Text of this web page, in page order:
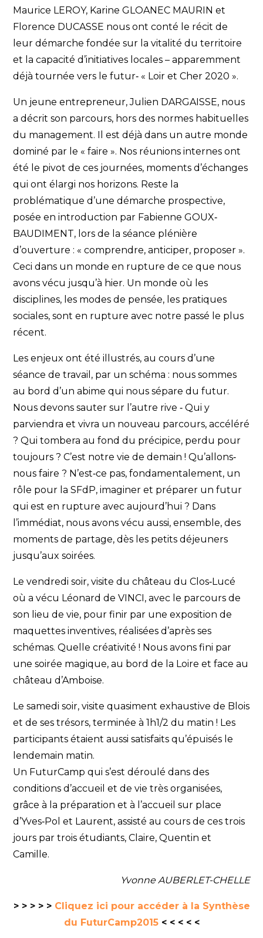
Maurice LEROY, Karine GLOANEC MAURIN et
Florence DUCASSE nous ont conté le récit de
leur démarche fondée sur la vitalité du territoire
et la capacité d’initiatives locales – apparemment
déjà tournée vers le futur‐ « Loir et Cher 2020 ».
Un jeune entrepreneur, Julien DARGAISSE, nous
a décrit son parcours, hors des normes habituelles
du management. Il est déjà dans un autre monde
dominé par le « faire ». Nos réunions internes ont
été le pivot de ces journées, moments d’échanges
qui ont élargi nos horizons. Reste la
problématique d’une démarche prospective,
posée en introduction par Fabienne GOUX‐
BAUDIMENT, lors de la séance plénière
d’ouverture : « comprendre, anticiper, proposer ».
Ceci dans un monde en rupture de ce que nous
avons vécu jusqu’à hier. Un monde où les
disciplines, les modes de pensée, les pratiques
sociales, sont en rupture avec notre passé le plus
récent.
Les enjeux ont été illustrés, au cours d’une
séance de travail, par un schéma : nous sommes
au bord d’un abime qui nous sépare du futur.
Nous devons sauter sur l’autre rive ‐ Qui y
parviendra et vivra un nouveau parcours, accéléré
? Qui tombera au fond du précipice, perdu pour
toujours ? C’est notre vie de demain ! Qu’allons‐
nous faire ? N’est‐ce pas, fondamentalement, un
rôle pour la SFdP, imaginer et préparer un futur
qui est en rupture avec aujourd’hui ? Dans
l’immédiat, nous avons vécu aussi, ensemble, des
moments de partage, dès les petits déjeuners
jusqu’aux soirées.
Le vendredi soir, visite du château du Clos‐Lucé
où a vécu Léonard de VINCI, avec le parcours de
son lieu de vie, pour finir par une exposition de
maquettes inventives, réalisées d’après ses
schémas. Quelle créativité ! Nous avons fini par
une soirée magique, au bord de la Loire et face au
château d’Amboise.
Le samedi soir, visite quasiment exhaustive de Blois
et de ses trésors, terminée à 1h1/2 du matin ! Les
participants étaient aussi satisfaits qu’épuisés le
lendemain matin.
Un FuturCamp qui s’est déroulé dans des
conditions d’accueil et de vie très organisées,
grâce à la préparation et à l’accueil sur place
d’Yves‐Pol et Laurent, assisté au cours de ces trois
jours par trois étudiants, Claire, Quentin et
Camille.
Yvonne AUBERLET-CHELLE
> > > > > Cliquez ici pour accéder à la Synthèse
du FuturCamp2015< < < < <